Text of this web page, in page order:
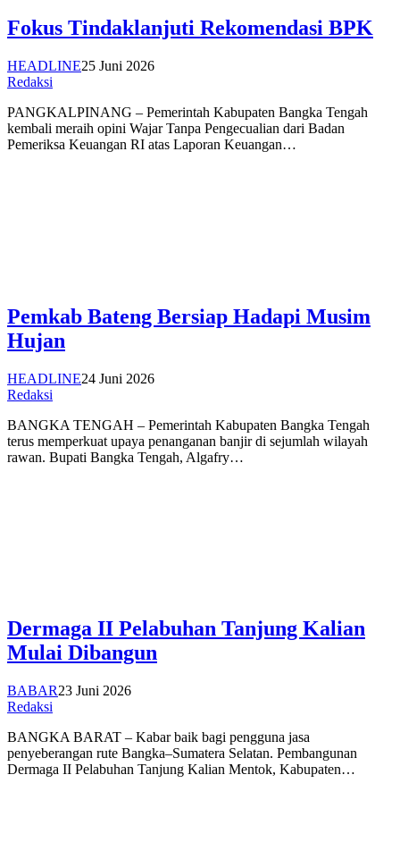
Fokus Tindaklanjuti Rekomendasi BPK
HEADLINE25 Juni 2026
Redaksi
PANGKALPINANG – Pemerintah Kabupaten Bangka Tengah
kembali meraih opini Wajar Tanpa Pengecualian dari Badan
Pemeriksa Keuangan RI atas Laporan Keuangan…
Pemkab Bateng Bersiap Hadapi Musim
Hujan
HEADLINE24 Juni 2026
Redaksi
BANGKA TENGAH – Pemerintah Kabupaten Bangka Tengah
terus memperkuat upaya penanganan banjir di sejumlah wilayah
rawan. Bupati Bangka Tengah, Algafry…
Dermaga II Pelabuhan Tanjung Kalian
Mulai Dibangun
BABAR23 Juni 2026
Redaksi
BANGKA BARAT – Kabar baik bagi pengguna jasa
penyeberangan rute Bangka–Sumatera Selatan. Pembangunan
Dermaga II Pelabuhan Tanjung Kalian Mentok, Kabupaten…